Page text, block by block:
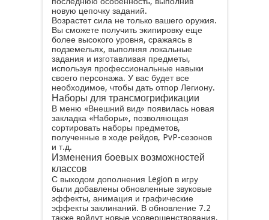
новую цепочку заданий.
Возрастет сила не только вашего оружия.
Вы сможете получить экипировку еще
более высокого уровня, сражаясь в
подземельях, выполняя локальные
задания и изготавливая предметы,
используя профессиональные навыки
своего персонажа. У вас будет все
необходимое, чтобы дать отпор Легиону.
Наборы для трансмогрификации
В меню «Внешний вид» появилась новая
закладка «Наборы», позволяющая
сортировать наборы предметов,
полученные в ходе рейдов, PvP-сезонов
и т.д.
Изменения боевых возможностей
классов
С выходом дополнения Legion в игру
были добавлены обновленные звуковые
эффекты, анимация и графические
эффекты заклинаний. В обновление 7.2
также войдут новые усовершенствования,